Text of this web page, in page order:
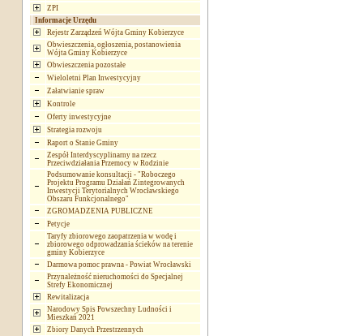
ZPI
Informacje Urzędu
Rejestr Zarządzeń Wójta Gminy Kobierzyce
Obwieszczenia, ogłoszenia, postanowienia
Wójta Gminy Kobierzyce
Obwieszczenia pozostałe
Wieloletni Plan Inwestycyjny
Załatwianie spraw
Kontrole
Oferty inwestycyjne
Strategia rozwoju
Raport o Stanie Gminy
Zespół Interdyscyplinarny na rzecz
Przeciwdziałania Przemocy w Rodzinie
Podsumowanie konsultacji - "Roboczego
Projektu Programu Działań Zintegrowanych
Inwestycji Terytorialnych Wrocławskiego
Obszaru Funkcjonalnego"
ZGROMADZENIA PUBLICZNE
Petycje
Taryfy zbiorowego zaopatrzenia w wodę i
zbiorowego odprowadzania ścieków na terenie
gminy Kobierzyce
Darmowa pomoc prawna - Powiat Wrocławski
Przynależność nieruchomości do Specjalnej
Strefy Ekonomicznej
Rewitalizacja
Narodowy Spis Powszechny Ludności i
Mieszkań 2021
Zbiory Danych Przestrzennych